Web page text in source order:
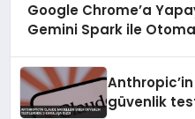
Google Chrome’a
Gemini Spark ile
güvenlik